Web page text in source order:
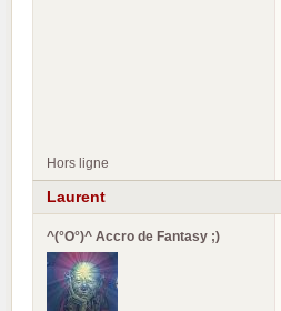
Hors ligne
Laurent
^(°O°)^ Accro de Fantasy ;)